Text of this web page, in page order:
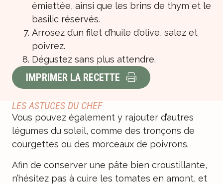
émiettée, ainsi que les brins de thym et le
basilic réservés.
Arrosez d’un filet d’huile d’olive, salez et
poivrez.
Dégustez sans plus attendre.
IMPRIMER LA RECETTE
LES ASTUCES DU CHEF
Vous pouvez également y rajouter d’autres
légumes du soleil, comme des tronçons de
courgettes ou des morceaux de poivrons.
Afin de conserver une pâte bien croustillante,
n’hésitez pas à cuire les tomates en amont, et